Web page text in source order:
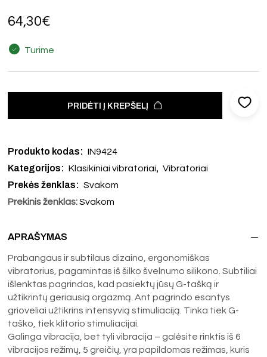
64,30€
Turime
PRIDĖTI Į KREPŠELĮ
Produkto kodas: IN9424
Kategorijos: Klasikiniai vibratoriai, Vibratoriai
Prekės ženklas: Svakom
Prekinis ženklas: Svakom
APRAŠYMAS
Prabangaus ir subtilaus dizaino, ergonomiškas
vibratorius, pagamintas iš šilko švelnumo silikono. Subtiliai
išlenktas pagrindas, kad pasiektų jūsų G-tašką ir
užtikrintų geriausią orgazmą. Ant pagrindo esantys
grioveliai užtikrins intensyvią stimuliaciją. Tinka tiek G-
taško, tiek klitorio stimuliacijai.
Galinga vibracija, bet tyli vibracija – galėsite rinktis iš 6
vibracijos režimų, 5 greičių, yra papildomas režimas, kuris